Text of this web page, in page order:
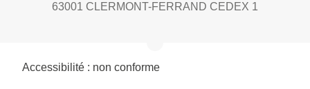
63001 CLERMONT-FERRAND CEDEX 1
Accessibilité : non conforme